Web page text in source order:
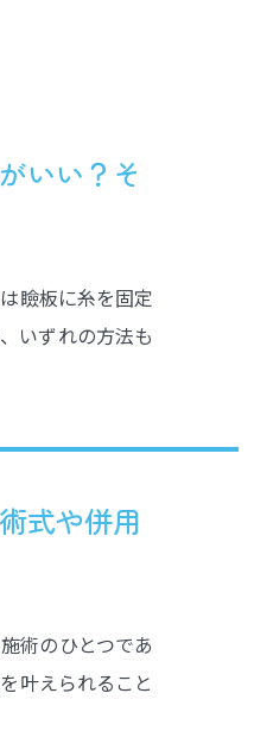
いい？そ
瞼板に糸を固定
いずれの方法も
式や併用
術のひとつであ
叶えられること